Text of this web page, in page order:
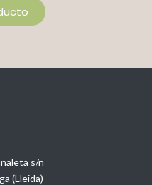
s/n
(Lleida)